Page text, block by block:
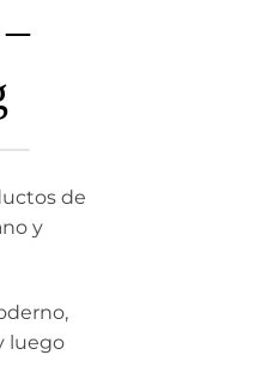
de
y
luego